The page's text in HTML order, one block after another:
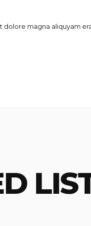
magna aliquyam